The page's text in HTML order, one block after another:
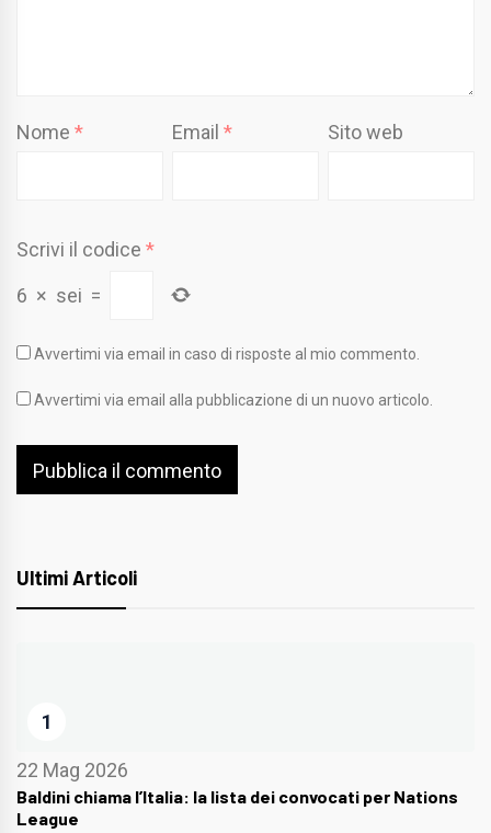
Nome * Email* Sito web
Scrivi il codice *
6 × sei =
Avvertimi via email in caso di risposte al mio commento.
Avvertimi via email alla pubblicazione di un nuovo articolo.
Ultimi Articoli
1
22 Mag 2026
Baldini chiama l’Italia: la lista dei convocati per Nations
League